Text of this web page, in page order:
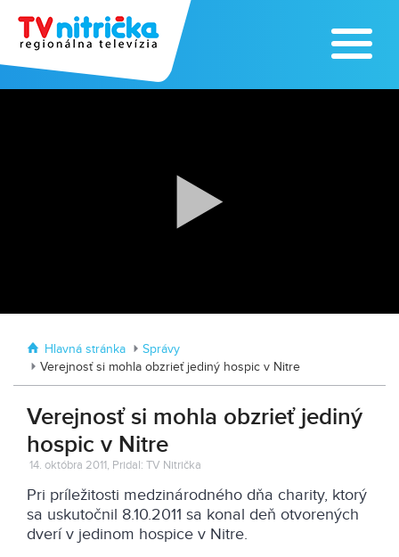
Tvrdošovciach
Hlavná stránka
Správy
Verejnosť si mohla obzrieť jediný hospic v Nitre
Verejnosť si mohla obzrieť jediný
hospic v Nitre
14. októbra 2011, Pridal: TV Nitrička
Pri príležitosti medzinárodného dňa charity, ktorý
sa uskutočnil 8.10.2011 sa konal deň otvorených
dverí v jedinom hospice v Nitre.